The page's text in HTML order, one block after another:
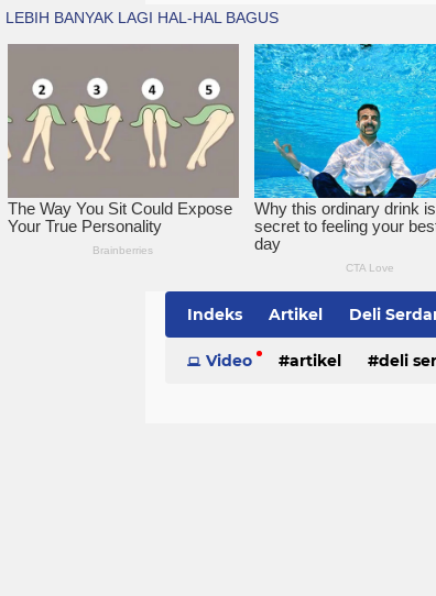
Indeks Artikel Deli
Simalungun Sumatera
Video artikel deli